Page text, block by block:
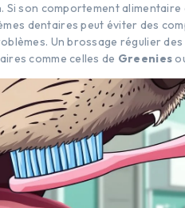
Si son comportement
dentaires peut éviter des
Un brossage régulier
comme celles de Greenies